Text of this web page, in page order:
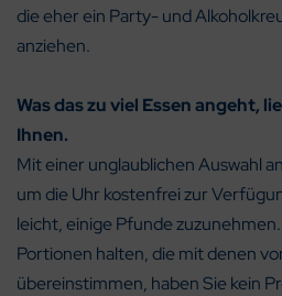
die eher ein Party- und
anziehen.
Was das zu viel Essen angeht,
Ihnen.
Mit einer unglaublichen Auswahl
um die Uhr kostenfrei zur
leicht, einige Pfunde
Portionen halten, die mit denen
übereinstimmen, haben Sie kein